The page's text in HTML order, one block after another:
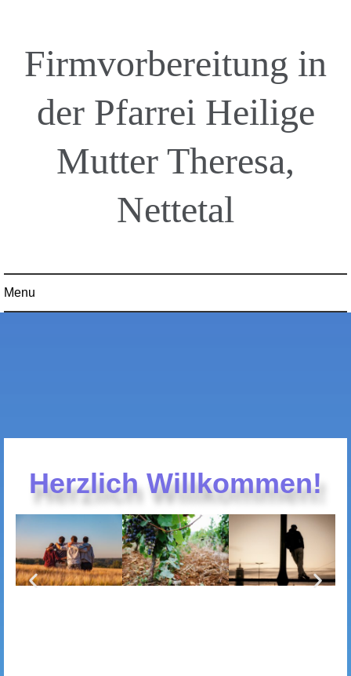
Firmvorbereitung in
der Pfarrei Heilige
Mutter Theresa,
Nettetal
Menu
Herzlich Willkommen!